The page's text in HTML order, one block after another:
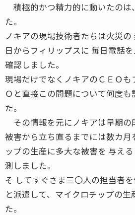
積極的かつ精力的に動いたのは
た。
ノキアの現場技術者たちは火災
日からフィリップスに 毎日電話
確認しました。
現場だけでなくノキアのＣＥＯも
Ｏと直接この問題について何度も
た。
その情報を元にノキアは早期の
被害から立ち直るまでには数カ月
ップの生産に多大な被害を 与え
測しました。
そ してすぐさま三〇人の担当者
と派遣して、マイクロチップの
た。